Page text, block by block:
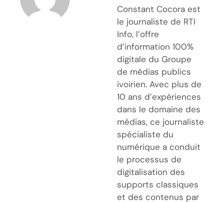
Constant Cocora est
le journaliste de RTI
Info, l’offre
d’information 100%
digitale du Groupe
de médias publics
ivoirien. Avec plus de
10 ans d’expériences
dans le domaine des
médias, ce journaliste
spécialiste du
numérique a conduit
le processus de
digitalisation des
supports classiques
et des contenus par